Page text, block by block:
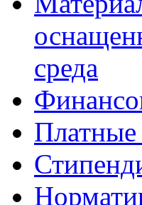
среда
Платные